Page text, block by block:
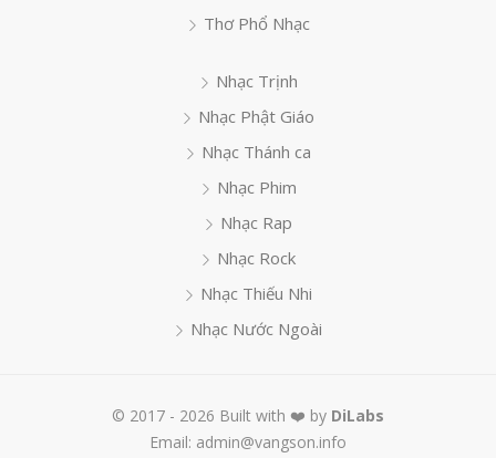
Thơ Phổ Nhạc
Nhạc Trịnh
Nhạc Phật Giáo
Nhạc Thánh ca
Nhạc Phim
Nhạc Rap
Nhạc Rock
Nhạc Thiếu Nhi
Nhạc Nước Ngoài
© 2017 - 2026 Built with ❤️ by DiLabs
Email: admin@vangson.info